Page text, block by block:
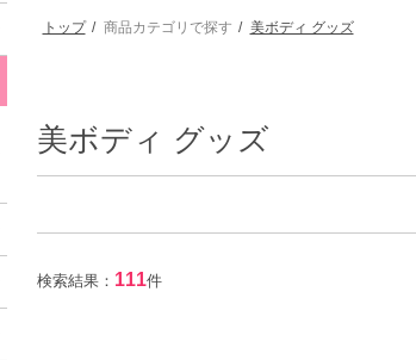
トップ 商品カテゴリで探す 美ボディ グッズ
美ボディ グッズ
検索結果： 111件